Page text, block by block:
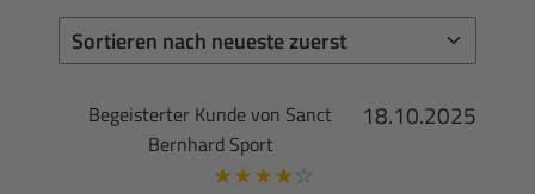
18.10.2025
Begeisterter Kunde von Sanct
Bernhard Sport
★★★★ ☆